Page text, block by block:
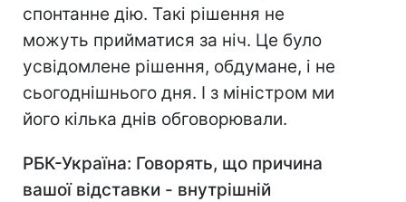
спонтанне дію. Такі рішення не
можуть прийматися за ніч. Це було
усвідомлене рішення, обдумане, і не
сьогоднішнього дня. І з міністром ми
його кілька днів обговорювали.
РБК-Україна: Говорять, що причина
вашої відставки - внутрішній